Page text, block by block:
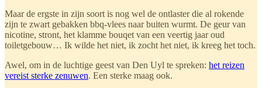
Maar de ergste in zijn soort is nog wel de ontlaster die al rokende
zijn te zwart gebakken bbq-vlees naar buiten wurmt. De geur van
nicotine, stront, het klamme bouqet van een veertig jaar oud
toiletgebouw… Ik wilde het niet, ik zocht het niet, ik kreeg het toch.
Awel, om in de luchtige geest van Den Uyl te spreken: het reizen
vereist sterke zenuwen. Een sterke maag ook.